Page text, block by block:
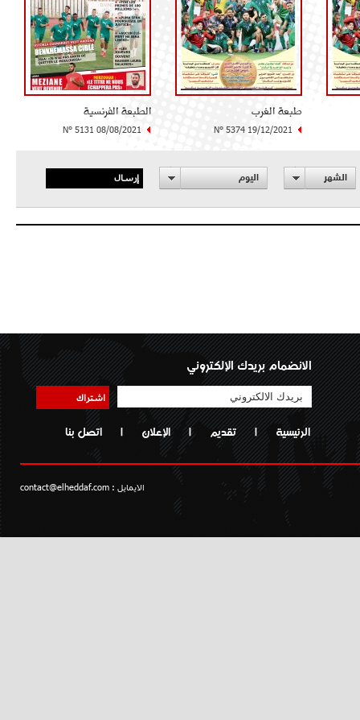
طبعة الغرب
N° 5374 19/12/2021
الطبعة الفرنسية
N° 5131 08/08/2021
الشهر اليوم إرسال
الانضمام بريدك الإلكتروني
اشتراك
الرئيسية | تقديم | الإعلان | اتصل بنا
الايمايل : contact@elheddaf.com